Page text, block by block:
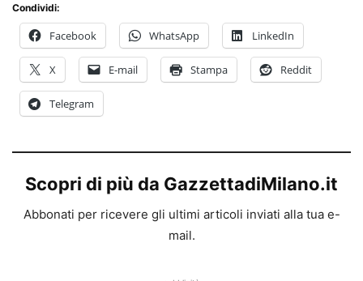
Condividi:
Facebook WhatsApp LinkedIn
X E-mail Stampa Reddit
Telegram
Scopri di più da GazzettadiMilano.it
Abbonati per ricevere gli ultimi articoli inviati alla tua e-
mail.